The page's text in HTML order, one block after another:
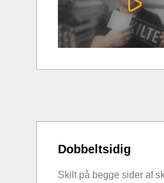
Dobbeltsidig
Skilt på begge sider af